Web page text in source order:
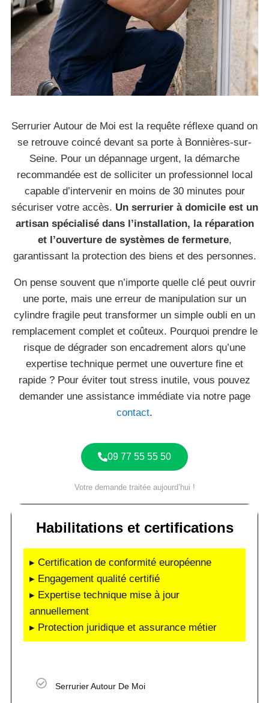
Serrurier Autour de Moi est la requête réflexe quand on
se retrouve coincé devant sa porte à Bonnières-sur-
Seine. Pour un dépannage urgent, la démarche
recommandée est de solliciter un professionnel local
capable d’intervenir en moins de 30 minutes pour
sécuriser votre accès. Un serrurier à domicile est un
artisan spécialisé dans l’installation, la réparation
et l’ouverture de systèmes de fermeture,
garantissant la protection des biens et des personnes.
On pense souvent que n’importe quelle clé peut ouvrir
une porte, mais une erreur de manipulation sur un
cylindre fragile peut transformer un simple oubli en un
remplacement complet et coûteux. Pourquoi prendre le
risque de dégrader son encadrement alors qu’une
expertise technique permet une ouverture fine et
rapide ? Pour éviter tout stress inutile, vous pouvez
demander une assistance immédiate via notre page
contact.
09 77 55 55 50
Votre demande traitée aujourd’hui !
Habilitations et certifications
▸ Certification de conformité européenne
▸ Engagement qualité certifié
▸ Expertise technique mise à jour
annuellement
▸ Protection juridique et assurance métier
Serrurier Autour De Moi